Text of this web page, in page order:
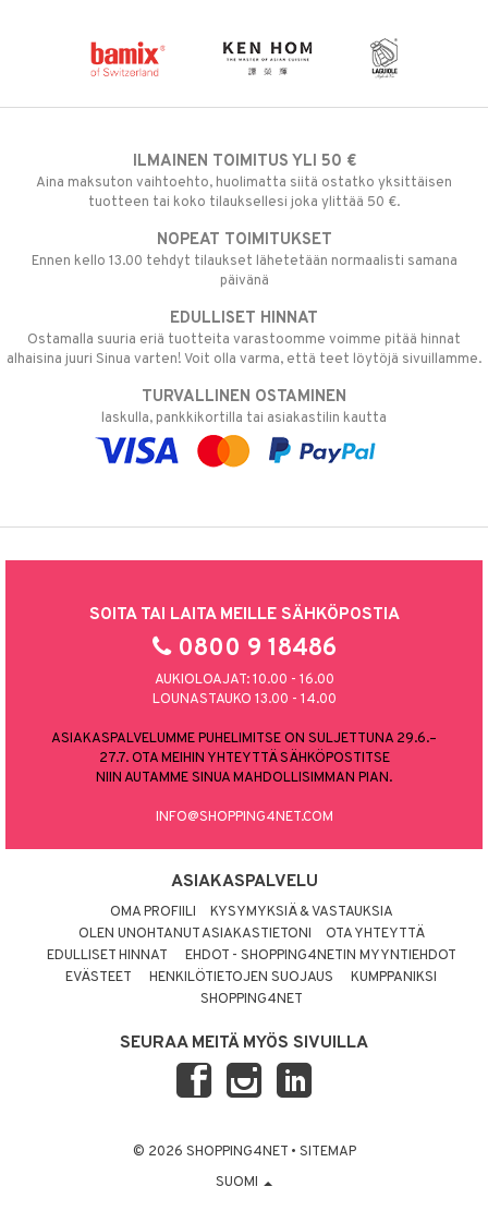
ILMAINEN TOIMITUS YLI 50 €
Aina maksuton vaihtoehto, huolimatta siitä ostatko yksittäisen
tuotteen tai koko tilauksellesi joka ylittää 50 €.
NOPEAT TOIMITUKSET
Ennen kello 13.00 tehdyt tilaukset lähetetään normaalisti samana
päivänä
EDULLISET HINNAT
Ostamalla suuria eriä tuotteita varastoomme voimme pitää hinnat
alhaisina juuri Sinua varten! Voit olla varma, että teet löytöjä sivuillamme.
TURVALLINEN OSTAMINEN
laskulla, pankkikortilla tai asiakastilin kautta
SOITA TAI LAITA MEILLE SÄHKÖPOSTIA
0800 9 18486
AUKIOLOAJAT: 10.00 - 16.00
LOUNASTAUKO 13.00 - 14.00
ASIAKASPALVELUMME PUHELIMITSE ON SULJETTUNA 29.6.–
27.7. OTA MEIHIN YHTEYTTÄ SÄHKÖPOSTITSE
NIIN AUTAMME SINUA MAHDOLLISIMMAN PIAN.
INFO@SHOPPING4NET.COM
ASIAKASPALVELU
OMA PROFIILI
KYSYMYKSIÄ & VASTAUKSIA
OLEN UNOHTANUT ASIAKASTIETONI
OTA YHTEYTTÄ
EDULLISET HINNAT
EHDOT - SHOPPING4NETIN MYYNTIEHDOT
EVÄSTEET
HENKILÖTIETOJEN SUOJAUS
KUMPPANIKSI
SHOPPING4NET
SEURAA MEITÄ MYÖS SIVUILLA
© 2026 SHOPPING4NET • SITEMAP
SUOMI